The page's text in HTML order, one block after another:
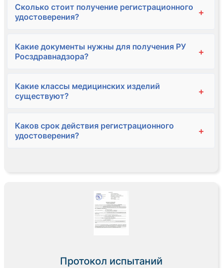
Сколько стоит получение регистрационного
удостоверения?
+
Какие документы нужны для получения РУ
Росздравнадзора?
+
Какие классы медицинских изделий
существуют?
+
Каков срок действия регистрационного
удостоверения?
+
Протокол испытаний